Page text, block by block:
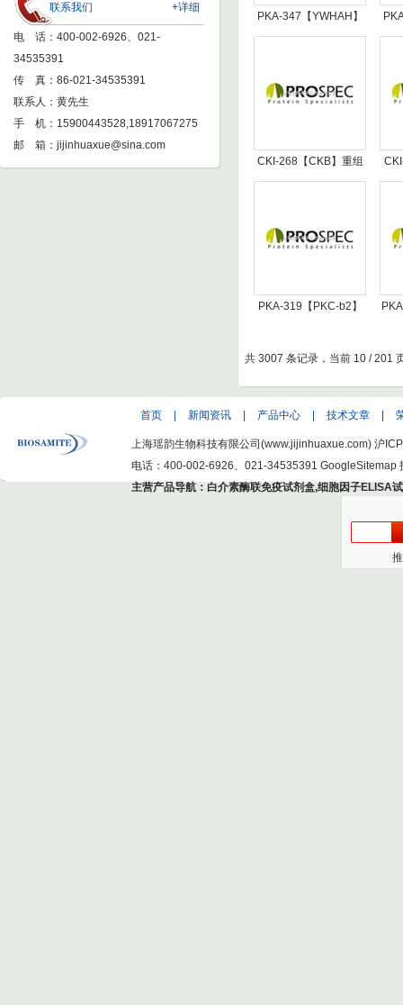
+详细
联系我们
电 话：400-002-6926、021-
34535391
传 真：86-021-34535391
联系人：黄先生
手 机：15900443528,18917067275
邮 箱： jijinhuaxue@sina.com
PKA-347【YWHAH】
重组人Tyr-3/Trp-5单氧
Recombinant Human
Tyr-3/Trp-5
重
CKI-268【CKB】重组
人脑肌酸激酶 -
Creatine Kinase Brain
重
PKA-319【PKC-b2】
共 3007 条记录，当前 10 / 201
首页 新闻资讯 产品中心 技术文章
上海瑶韵生物科技有限公司(www.jijinhuaxue.com) 沪
电话：400-002-6926、021-34535391 GoogleSitemap
主营产品导航： 白介素酶联免疫试剂盒,细胞因子ELISA